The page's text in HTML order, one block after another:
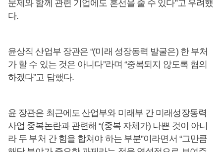
문제와 함께 관련 기업에도 혼선을 줄 수 있다”고 우려했
다.
윤상직 산업부 장관은 “(미래 성장동력 발굴은) 한 부처
가 할 수 있는 것은 아니다”라며 “중복되지 않도록 협의
하겠다”고 답했다.
윤 장관은 최근에도 산업부와 미래부 간 미래성장동력
사업 중복논란과 관련해 “(중복 자체가) 나쁜 것이 아니
라 두 부처 간 힘을 합쳐야 하는 부분”이라면서 “그만큼